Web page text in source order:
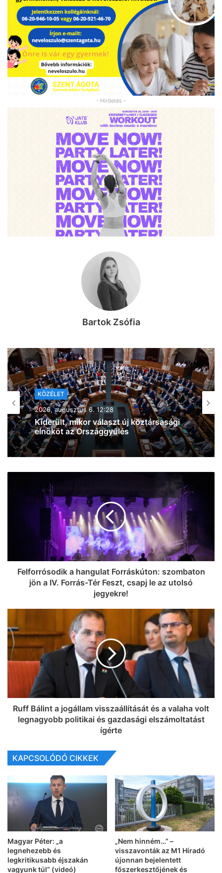
- Hirdetés -
Bartok Zsófia
KÖZÉLET
2026, augusztus 6. 09:54
Átfogó energiafejlesztési tervet
fogadott el a kormány: szélenergetikai
és geotermikus beruházásokat
indítanak el, és bővítik az energiatároló
kapacitásokat
Felforrósodik a hangulat Forráskúton: szombaton
jön a IV. Forrás-Tér Feszt, csapj le az utolsó
jegyekre!
Ruff Bálint a jogállam visszaállítását és a valaha volt
legnagyobb politikai és gazdasági elszámoltatást
ígérte
KAPCSOLÓDÓ CIKKEK
Magyar Péter: „a
legnehezebb és
legkritikusabb éjszakán
vagyunk túl” (videó)
„Nem hinném…” –
visszavonták az M1 Híradó
újonnan bejelentett
főszerkesztőjének és